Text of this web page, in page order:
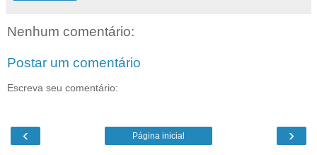
Nenhum comentário:
Postar um comentário
Escreva seu comentário:
‹ ›
Página inicial